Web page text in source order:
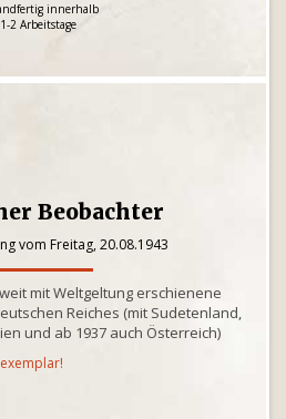
innerhalb
1-2 Arbeitstage
Beobachter
vom Freitag, 20.08.1943
mit Weltgeltung erschienene
Reiches (mit Sudetenland,
und ab 1937 auch Österreich)